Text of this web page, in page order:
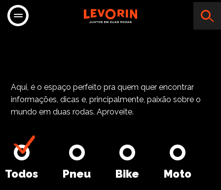
Aqui, é o espaço perfeito pra quem quer encontrar
informações, dicas e, principalmente, paixão sobre o
mundo em duas rodas. Aproveite.
Todos Pneu Bike Moto